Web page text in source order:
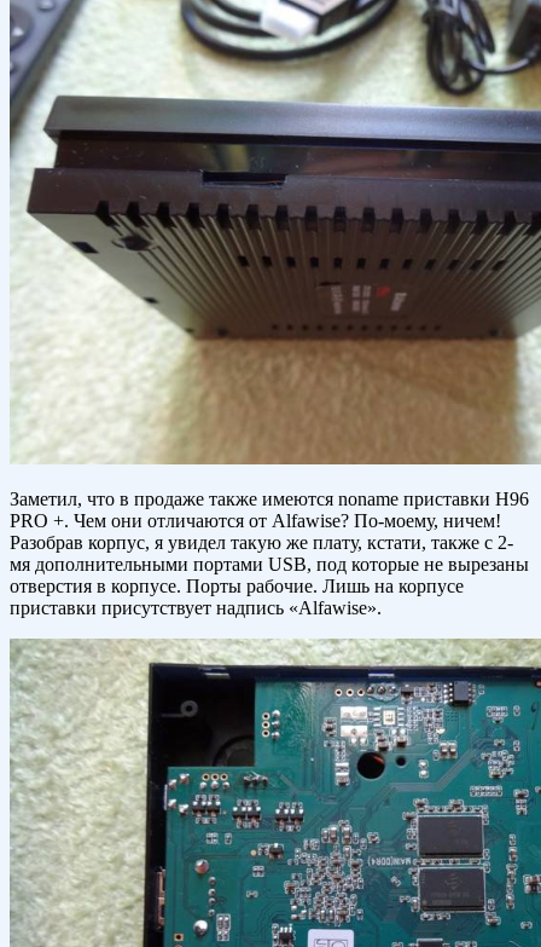
Заметил, что в продаже также имеются noname приставки H96
PRO +. Чем они отличаются от Alfawise? По-моему, ничем!
Разобрав корпус, я увидел такую же плату, кстати, также с 2-
мя дополнительными портами USB, под которые не вырезаны
отверстия в корпусе. Порты рабочие. Лишь на корпусе
приставки присутствует надпись «Alfawise».